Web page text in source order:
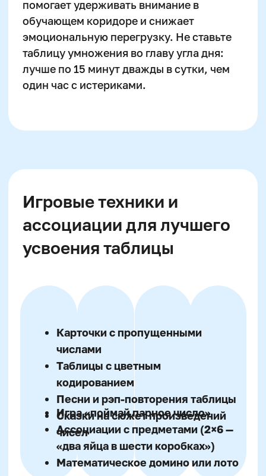
предлагают интерактивные задания, в
которых действует принцип
геймификации: уровень, награда, аватар,
прогресс. Это стимулирует самоконтроль
и способствует внутренней мотивации.
Главное — не замыкаться на экране: такие
инструменты должны быть дополнением к
живому счёту и речевым упражнениям.
Как формируются
представления у детей
7–11 лет
У младших школьников математика
строится на конкретных образах: счёт
повторное прибавление. Формирование
числовых представлений связано с
логикой. Поэтому глубокое усвоение
таблицы идёт быстрее через задачи,
сравнение, рисунки и практические
действия — а не только за счёт
традиционного заучивания.
Почему ребёнок забывает
таблицу умножения и как